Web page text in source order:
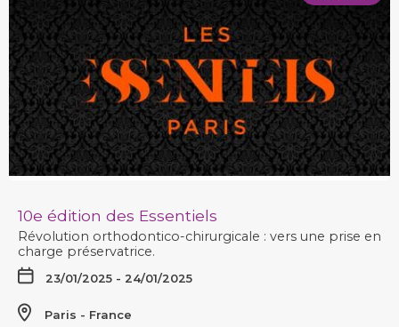
10e édition des Essentiels
Révolution orthodontico-chirurgicale : vers une prise en
charge préservatrice.
23/01/2025 - 24/01/2025
Paris France